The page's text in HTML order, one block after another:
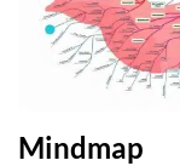
Mindmap